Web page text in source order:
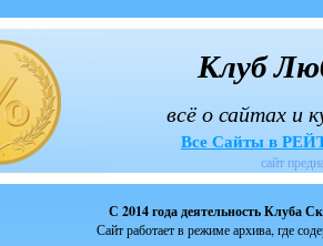
Клуб
всё о сайтах и
Все Сайты в
сайт
С 2014 года деятельность Клуба
Сайт работает в режиме архива, где